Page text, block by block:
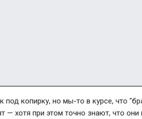
копирку, но мы-то в курсе, что
— хотя при этом точно знают, что они